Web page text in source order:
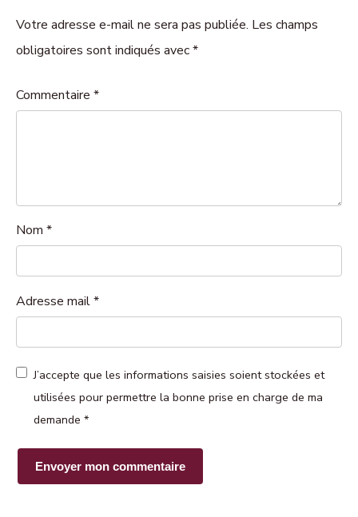
Votre adresse e-mail ne sera pas publiée. Les champs
obligatoires sont indiqués avec *
Commentaire *
Nom *
Adresse mail*
J’accepte que les informations saisies soient stockées et
utilisées pour permettre la bonne prise en charge de ma
demande *